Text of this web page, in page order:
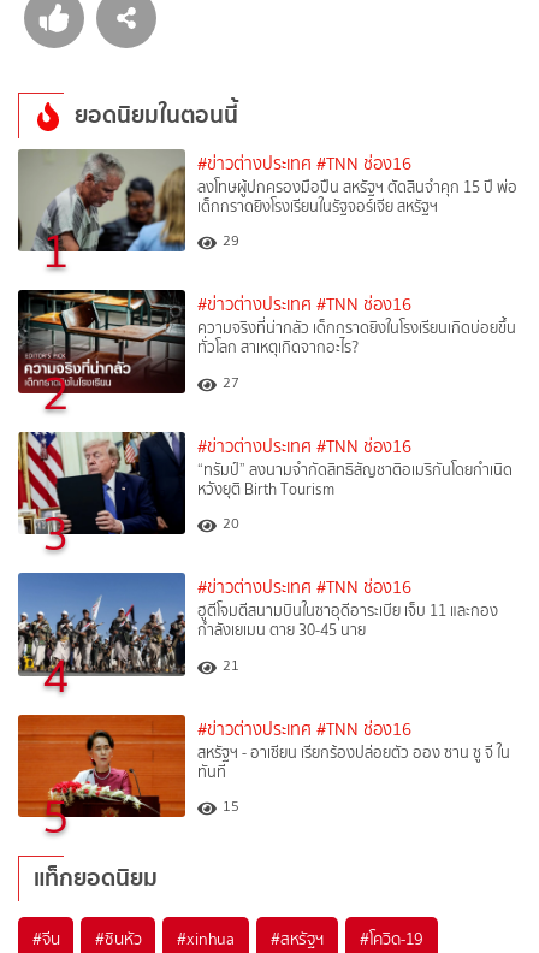
ยอดนิยมในตอนนี้
1
#ข่าวต่างประเทศ #TNN ช่อง16
ลงโทษผู้ปกครองมือปืน สหรัฐฯ ตัดสินจำคุก 15 ปี พ่อ
เด็กกราดยิงโรงเรียนในรัฐจอร์เจีย สหรัฐฯ
29
2
#ข่าวต่างประเทศ #TNN ช่อง16
ความจริงที่น่ากลัว เด็กกราดยิงในโรงเรียนเกิดบ่อยขึ้น
ทั่วโลก สาเหตุเกิดจากอะไร?
27
3
#ข่าวต่างประเทศ #TNN ช่อง16
“ทรัมป์” ลงนามจำกัดสิทธิสัญชาติอเมริกันโดยกำเนิด
หวังยุติ Birth Tourism
20
4
#ข่าวต่างประเทศ #TNN ช่อง16
ฮูตีโจมตีสนามบินในซาอุดีอาระเบีย เจ็บ 11 และกอง
กำลังเยเมน ตาย 30-45 นาย
21
5
#ข่าวต่างประเทศ #TNN ช่อง16
สหรัฐฯ - อาเซียน เรียกร้องปล่อยตัว ออง ซาน ซู จี ใน
ทันที
15
แท็กยอดนิยม
#จีน #ซินหัว #xinhua #สหรัฐฯ #โควิด-19